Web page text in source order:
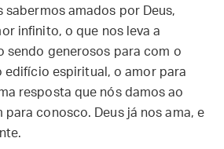
sabermos amados por Deus,
infinito, o que nos leva a
sendo generosos para com o
edifício espiritual, o amor para
resposta que nós damos ao
para conosco. Deus já nos ama, e